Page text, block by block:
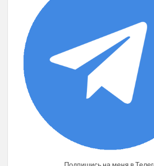
Подпишись на меня в